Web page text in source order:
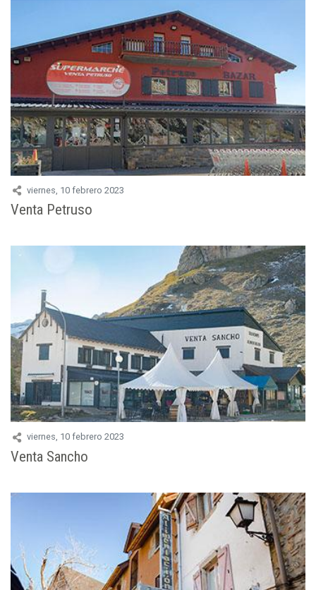
viernes, 10 febrero 2023
Venta Petruso
viernes, 10 febrero 2023
Venta Sancho